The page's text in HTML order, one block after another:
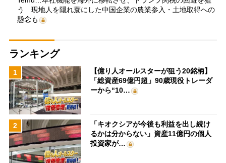
う 現地人を隠れ蓑にした中国企業の農業参入・土地取得への
懸念も
ランキング
1
【億り人オールスターが狙う20銘柄】
「総資産69億円超」90歳現役トレーダ
ーから“10…
2
「キオクシアが今後も利益を出し続け
るかは分からない」資産11億円の個人
投資家が…